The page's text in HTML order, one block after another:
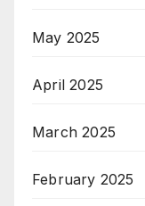
May 2025
April 2025
March 2025
February 2025